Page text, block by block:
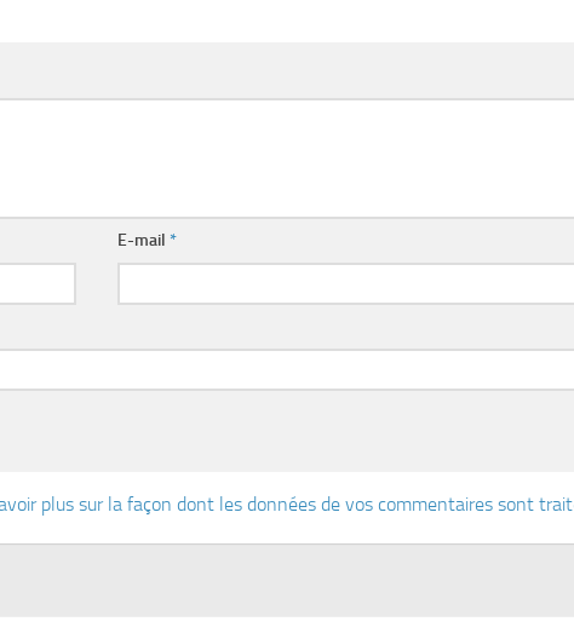
E-mail*
plus sur la façon dont les données de vos commentaires sont